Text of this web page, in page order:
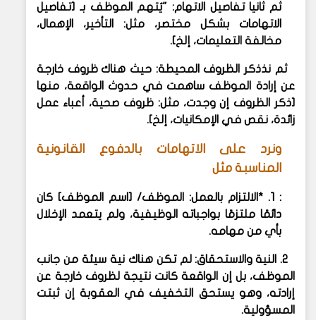
ثم ثانياتفاصيل الاتهام: "يُتهم الموظف بـ [تفاصيل
الاتهامات بشكل مختصر، مثل: التأخير، الإهمال،
مخالفة التعليمات، إلخ].
ثم نذذكر الظروف المحيطة: حيث هناك ظروف خارجة
عن إرادة الموظف ساهمت في حدوث الواقعة، منها
[ذكر الظروف إن وجدت، مثل: ظروف صحية، أعباء عمل
زائدة، نقص في الإمكانيات، إلخ].
ونرد على الاتهامات بالدفوع القانونية
المناسبة مثل
: 1. *الالتزام بالعمل:
الموظف/ [اسم الموظف] كان
دائمًا ملتزمًا بواجباته الوظيفية، ولم يتعمد الإخلال
بأي من مهامه.
2. النية والاستحقاق:
لم تكن هناك نية سيئة من جانب
الموظف، بل إن الواقعة كانت نتيجة لظروف خارجة عن
إرادته، وهو يستحق التخفيف في العقوبة إن ثبتت
المسؤولية.